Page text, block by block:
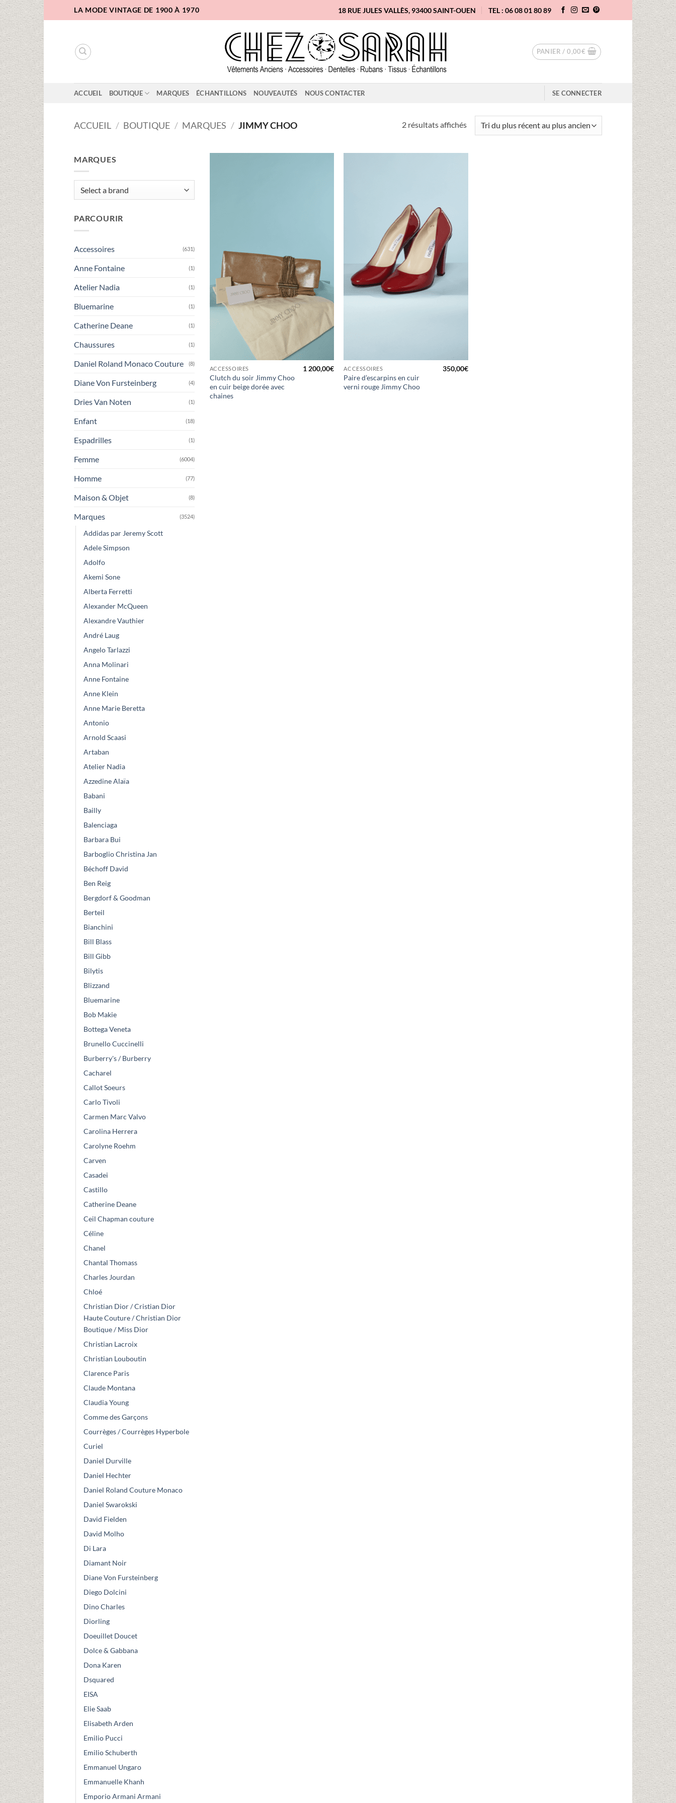
au
LA MODE VINTAGE DE 1900 À 1970 18 RUE JULES VALLÈS, 93400 SAINT-OUEN TEL : 06 08 01 80 89
PANIER /0,00€
ACCUEIL BOUTIQUE MARQUES ÉCHANTILLONS NOUVEAUTÉS NOUS CONTACTER SE CONNECTER
ACCUEIL / BOUTIQUE / MARQUES / JIMMY CHOO 2 résultats affichésTrié
du
MARQUES
PARCOURIR
Accessoires (631)
Anne Fontaine (1)
Atelier Nadia (1)
Bluemarine (1)
Catherine Deane (1)
Chaussures (1)
Daniel Roland Monaco Couture (8)
Diane Von Fursteinberg (4)
Dries Van Noten (1)
Enfant (18)
Espadrilles (1)
Femme (6004)
Homme (77)
Maison & Objet (8)
Marques (3524)
Addidas par Jeremy Scott
Adele Simpson
Adolfo
Akemi Sone
Alberta Ferretti
Alexander McQueen
Alexandre Vauthier
André Laug
Angelo Tarlazzi
Anna Molinari
Anne Fontaine
Anne Klein
Anne Marie Beretta
Antonio
Arnold Scaasi
Artaban
Atelier Nadia
Azzedine Alaïa
Babani
Bailly
Balenciaga
Barbara Bui
Barboglio Christina Jan
Béchoff David
Ben Reig
Bergdorf & Goodman
Berteil
Bianchini
Bill Blass
Bill Gibb
Bilytis
Blizzand
Bluemarine
Bob Makie
Bottega Veneta
Brunello Cuccinelli
Burberry's / Burberry
Cacharel
Callot Soeurs
Carlo Tivoli
Carmen Marc Valvo
Carolina Herrera
Carolyne Roehm
Carven
Casadei
Castillo
Catherine Deane
Ceil Chapman couture
Céline
Chanel
Chantal Thomass
Charles Jourdan
Chloé
Christian Dior / Cristian Dior
Haute Couture / Christian Dior
Boutique / Miss Dior
Christian Lacroix
Christian Louboutin
Clarence Paris
Claude Montana
Claudia Young
Comme des Garçons
Courrèges / Courrèges Hyperbole
Curiel
Daniel Durville
Daniel Hechter
Daniel Roland Couture Monaco
Daniel Swarokski
David Fielden
David Molho
Di Lara
Diamant Noir
Diane Von Fursteinberg
Diego Dolcini
Dino Charles
Diorling
Doeuillet Doucet
Dolce & Gabbana
Dona Karen
Dsquared
EISA
Elie Saab
Elisabeth Arden
Emilio Pucci
Emilio Schuberth
Emmanuel Ungaro
Emmanuelle Khanh
Emporio Armani Armani
ACCESSOIRES
Clutch du soir Jimmy Choo
en cuir beige dorée avec
chaines
1 200,00€ ACCESSOIRES
Paire d’escarpins en cuir
verni rouge Jimmy Choo
350,00€